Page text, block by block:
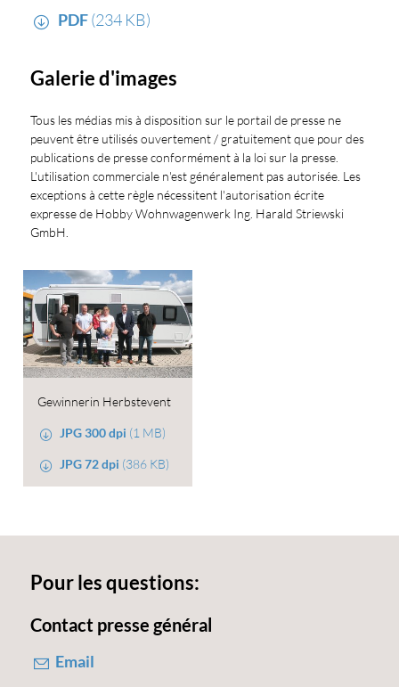
PDF(234 KB)
Galerie d'images
Tous les médias mis à disposition sur le portail de presse ne
peuvent être utilisés ouvertement / gratuitement que pour des
publications de presse conformément à la loi sur la presse.
L'utilisation commerciale n'est généralement pas autorisée. Les
exceptions à cette règle nécessitent l'autorisation écrite
expresse de Hobby Wohnwagenwerk Ing. Harald Striewski
GmbH.
Gewinnerin Herbstevent
JPG 300 dpi (1 MB)
JPG 72 dpi (386 KB)
Pour les questions:
Contact presse général
Email